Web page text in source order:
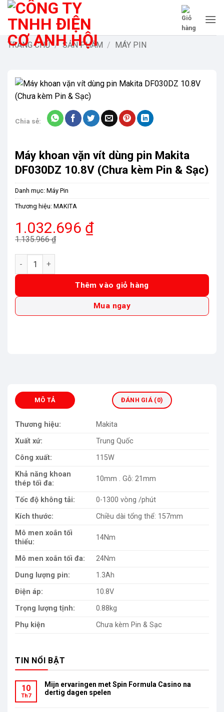
Bỏ
qua
dungTRANG CHỦ / SẢN PHẨM / MÁY PIN
-9%
Chia sẻ:
Máy khoan vặn vít dùng pin Makita
DF030DZ 10.8V (Chưa kèm Pin & Sạc)
Danh mục: Máy Pin
Thương hiệu: MAKITA
1.135.966₫
Giá
gốc
là:
1.135.966 ₫.
1.032.696 ₫
Giá
hiện
tại
là:
1.032.696 ₫.
Máy khoan vặn vít dùng pin Makita DF030DZ 10.8V (Chưa
Thêm vào giỏ hàng
Mua ngay
MÔ TẢ ĐÁNH GIÁ (0)
Thương hiệu:
Makita
Xuất xứ:
Trung Quốc
Công xuất:
115W
Khả năng khoan
thép tối đa:
10mm . Gỗ: 21mm
Tốc độ không tải:
0-1300 vòng /phút
Kích thước:
Chiều dài tổng thể: 157mm
Mô men xoắn tối
thiểu:
14Nm
Mô men xoắn tối đa:
24Nm
Dung lượng pin:
1.3Ah
Điện áp:
10.8V
Trọng lượng tịnh:
0.88kg
Phụ kiện
Chưa kèm Pin & Sạc
TIN NỔI BẬT
10
Th7
Mijn ervaringen met Spin Formula Casino na
dertig dagen spelen